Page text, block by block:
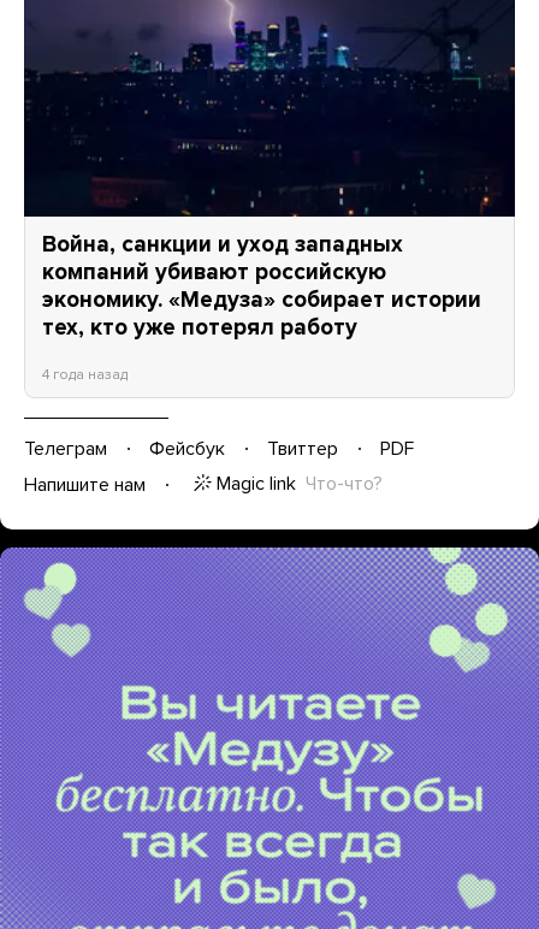
Война, санкции и уход западных
компаний убивают российскую
экономику. «Медуза» собирает истории
тех, кто уже потерял работу
4 года назад
Телеграм Фейсбук Твиттер
PDF
Напишите нам
Magic link Что-что?